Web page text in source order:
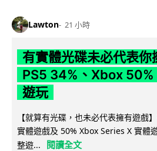
Lawton 21 小時
有實體光碟未必代表你
PS5 34%、Xbox 50%
遊玩
【就算有光碟，也未必代表擁有遊戲
實體遊戲及 50% Xbox Series X 實體
整遊...
閱讀全文